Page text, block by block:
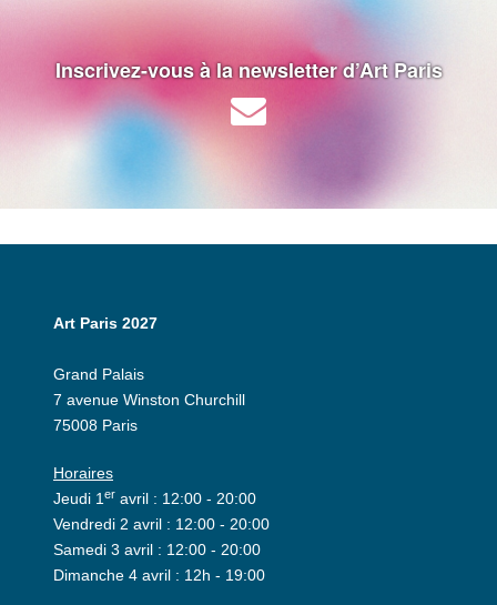
Inscrivez-vous à la newsletter d’Art Paris
Art Paris 2027
Grand Palais
7 avenue Winston Churchill
75008 Paris
Horaires
Jeudi 1 er avril : 12:00 - 20:00
Vendredi 2 avril : 12:00 - 20:00
Samedi 3 avril : 12:00 - 20:00
Dimanche 4 avril : 12h - 19:00